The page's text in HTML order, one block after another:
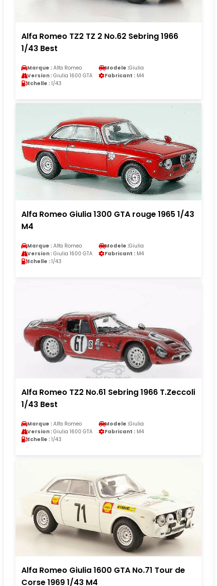
Alfa Romeo TZ2 TZ 2 No.62 Sebring 1966
1/43 Best
Marque : Alfa Romeo Modele :Giulia
Version : Giulia 1600 GTA Fabricant : M4
Echelle : 1/43
Alfa Romeo Giulia 1300 GTA rouge 1965 1/43
M4
Marque : Alfa Romeo Modele :Giulia
Version : Giulia 1600 GTA Fabricant : M4
Echelle : 1/43
Alfa Romeo TZ2 No.61 Sebring 1966 T.Zeccoli
1/43 Best
Marque : Alfa Romeo Modele :Giulia
Version : Giulia 1600 GTA Fabricant : M4
Echelle : 1/43
Alfa Romeo Giulia 1600 GTA No.71 Tour de
Corse 1969 1/43 M4